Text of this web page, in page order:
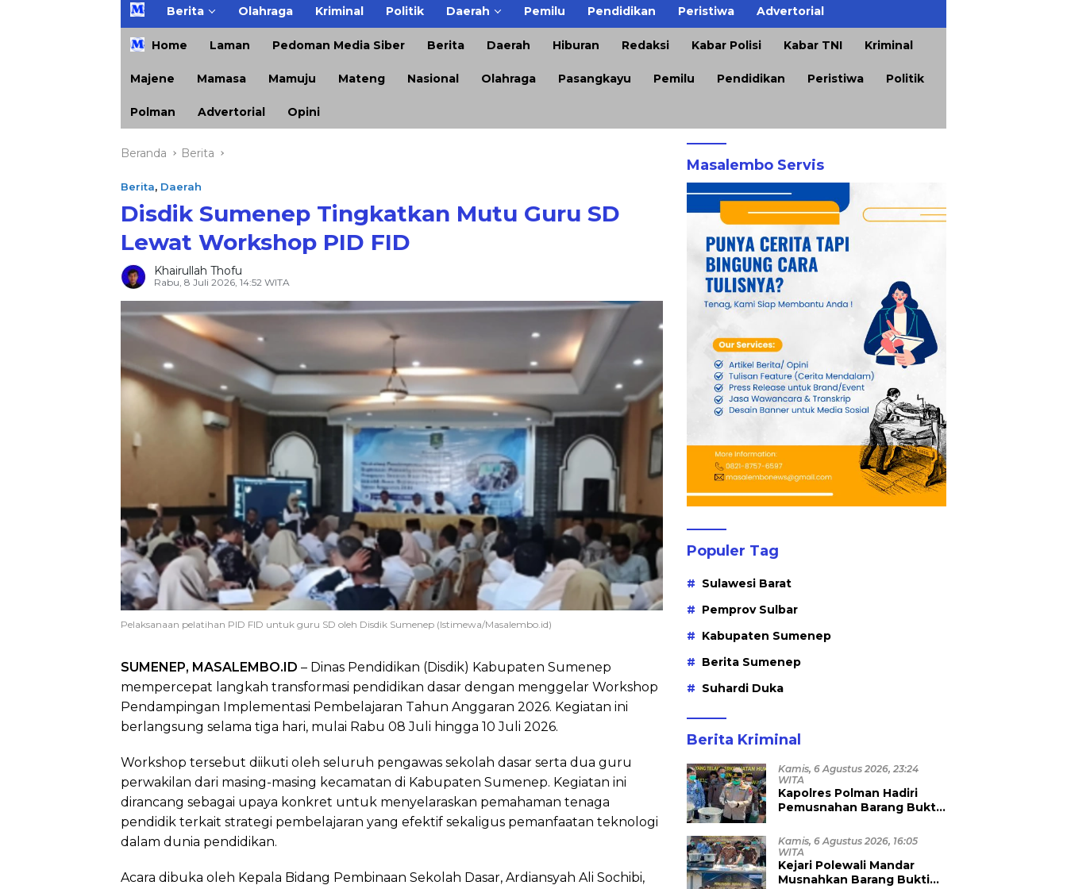
H
m
e
Berita Olahraga Kriminal Politik Daerah Pemilu Pendidikan Peristiwa Advertorial
Home Laman Pedoman Media Siber Berita Daerah Hiburan Redaksi Kabar Polisi Kabar TNI Kriminal
Majene Mamasa Mamuju Mateng Nasional Olahraga Pasangkayu Pemilu Pendidikan Peristiwa Politik
Polman Advertorial Opini
Beranda Berita
Berita, Daerah
Disdik Sumenep Tingkatkan Mutu Guru SD
Lewat Workshop PID FID
Khairullah Thofu
Rabu, 8 Juli 2026, 14:52 WITA
Pelaksanaan pelatihan PID FID untuk guru SD oleh Disdik Sumenep (Istimewa/Masalembo.id)
SUMENEP, MASALEMBO.ID – Dinas Pendidikan (Disdik) Kabupaten Sumenep
mempercepat langkah transformasi pendidikan dasar dengan menggelar Workshop
Pendampingan Implementasi Pembelajaran Tahun Anggaran 2026. Kegiatan ini
berlangsung selama tiga hari, mulai Rabu 08 Juli hingga 10 Juli 2026.
Workshop tersebut diikuti oleh seluruh pengawas sekolah dasar serta dua guru
perwakilan dari masing-masing kecamatan di Kabupaten Sumenep. Kegiatan ini
dirancang sebagai upaya konkret untuk menyelaraskan pemahaman tenaga
pendidik terkait strategi pembelajaran yang efektif sekaligus pemanfaatan teknologi
dalam dunia pendidikan.
Acara dibuka oleh Kepala Bidang Pembinaan Sekolah Dasar, Ardiansyah Ali Sochibi,
Masalembo Servis
Populer Tag
Sulawesi Barat
Pemprov Sulbar
Kabupaten Sumenep
Berita Sumenep
Suhardi Duka
Berita Kriminal
Kamis, 6 Agustus 2026, 23:24
WITA
Kapolres Polman Hadiri
Pemusnahan Barang Bukti
Kamis, 6 Agustus 2026, 16:05
WITA
Kejari Polewali Mandar
Musnahkan Barang Bukti